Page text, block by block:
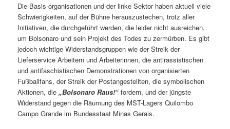
Die Basis-organisationen und der linke Sektor haben aktuell viele
Schwierigkeiten, auf der Bühne herauszustechen, trotz aller
Initiativen, die durchgeführt werden, die leider nicht ausreichen,
um Bolsonaro und sein Projekt des Todes zu zermürben. Es gibt
jedoch wichtige Widerstandsgruppen wie der Streik der
Lieferservice Arbeitern und Arbeiterinnen, die antirassistischen
und antifaschistischen Demonstrationen von organisierten
Fußballfans, der Streik der Postangestellten, die symbolischen
Aktionen, die„Bolsonaro Raus!“ fordern, und der jüngste
Widerstand gegen die Räumung des MST-Lagers Quilombo
Campo Grande im Bundesstaat Minas Gerais.